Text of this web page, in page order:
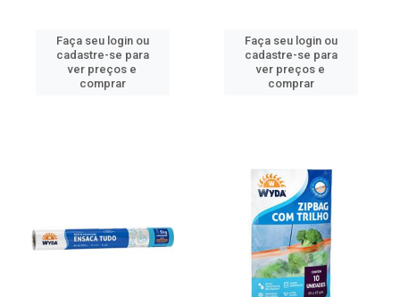
Faça seu login ou
cadastre-se para
ver preços e
comprar
Faça seu login ou
cadastre-se para
ver preços e
comprar